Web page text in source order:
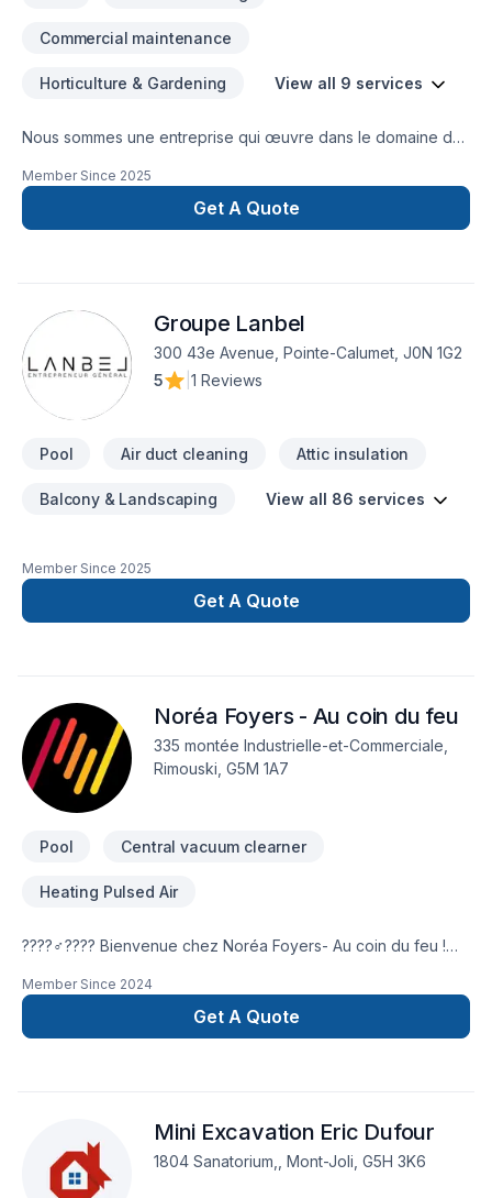
Commercial maintenance
Horticulture & Gardening View all 9 services
Nous sommes une entreprise qui œuvre dans le domaine de
ménager, les réparations mineures , le décapage et le
récurage, le relustrage, le polissage et le cirage des
planchers,’ CV
Member Since 2025
Get A Quote
Groupe Lanbel
300 43e Avenue, Pointe-Calumet, J0N 1G2
5
1 Reviews
Pool Air duct cleaning Attic insulation
Balcony & Landscaping View all 86 services
Member Since 2025
Get A Quote
Noréa Foyers - Au coin du feu
335 montée Industrielle-et-Commerciale,
Rimouski, G5M 1A7
Pool Central vacuum clearner
Heating Pulsed Air
????‍♂️???? Bienvenue chez Noréa Foyers- Au coin du feu !
avons tout ce dont vous avez besoin pour créer un chez-
vous confortable et accueillant pour toute la famille.
Transformez votre foyer en un lieu de rassemblement familial
Member Since 2024
Get A Quote
Mini Excavation Eric Dufour
1804 Sanatorium,, Mont-Joli, G5H 3K6